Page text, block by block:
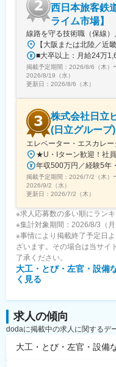
作を中心に、ものづく
・現在では製造工程の
ーな対応で、お客様
・創業当初は代表と社
山本社70名、福島工
（有）松下建材塗装
・若手からベテランま
て活躍しています。
・ECサイト「曲げ加
する商社『株式会社中
た基盤と成長性の両立
変更の範囲：会社の定
西日本旅客鉄
ライム市場】
線路を守る技術職（保線
掲載予定期間： 2026/8/6（木）
2026/8/19（水）
更新日： 2026/8/6（木）
株式会社日立
(日立グループ)
エレベーター・エスカレ
年収500万円／経験5
掲載予定期間： 2026/7/2（木）
2026/9/2（水）
更新日： 2026/7/2（木）
※求人応募数の多い順にラン
※集計対象期間：2026/8/3（月
※事情により掲載終了予定日
ざいます。その場合は当サイ
了承ください。
大工・とび・左官・設備
く見る
求人の傾向
dodaに掲載中の求人に関するデ
大工・とび・左官・設備